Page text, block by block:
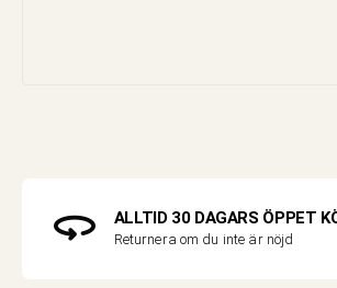
ALLTID 30 DAGARS ÖPPET
Returnera om du inte är nöjd